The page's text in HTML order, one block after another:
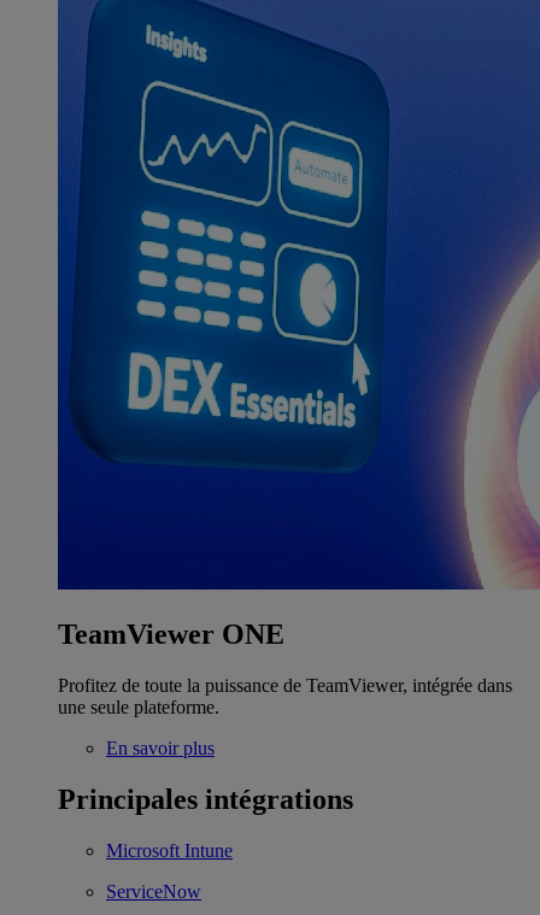
TeamViewer ONE
Profitez de toute la puissance de TeamViewer, intégrée dans
une seule plateforme.
En savoir plus
Principales intégrations
Microsoft Intune
ServiceNow